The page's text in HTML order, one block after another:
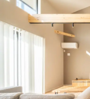
商品紹介
実例集・お客様の声
家づくりについて